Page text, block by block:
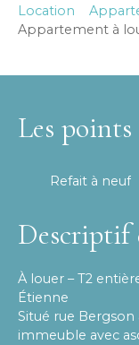
Location
Appartement à
Les
Refait à neuf
Descriptif
À louer – T2
Étienne
Situé rue Bergson
immeuble avec